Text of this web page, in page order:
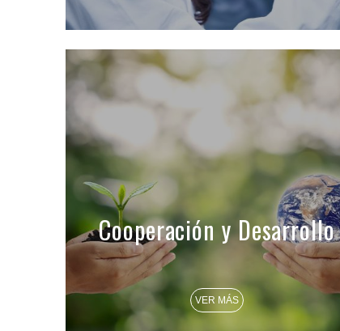
Cooperación y Desarrollo
VER MÁS